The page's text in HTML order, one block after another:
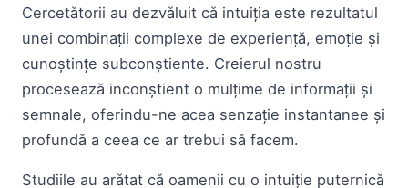
Cercetătorii au dezvăluit că intuiția este rezultatul
unei combinații complexe de experiență, emoție și
cunoștințe subconștiente. Creierul nostru
procesează inconștient o mulțime de informații și
semnale, oferindu-ne acea senzație instantanee și
profundă a ceea ce ar trebui să facem.
Studiile au arătat că oamenii cu o intuiție puternică